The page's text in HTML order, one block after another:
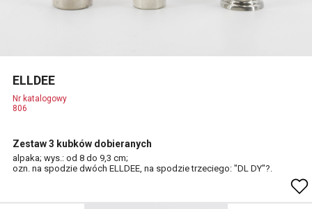
ELLDEE
Nr katalogowy
806
Zestaw 3 kubków dobieranych
alpaka; wys.: od 8 do 9,3 cm;
ozn. na spodzie dwóch ELLDEE, na spodzie trzeciego: "DL DY"?.